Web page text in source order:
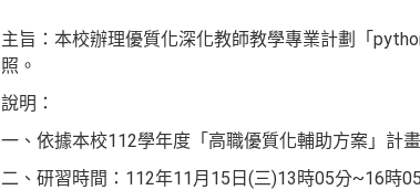
主旨：本校辦理優質化深化教師教學專業計劃「
照。
說明：
一、依據本校112學年度「高職優質化輔助方案」計
二、研習時間：112年11月15日(三)13時05分~16時